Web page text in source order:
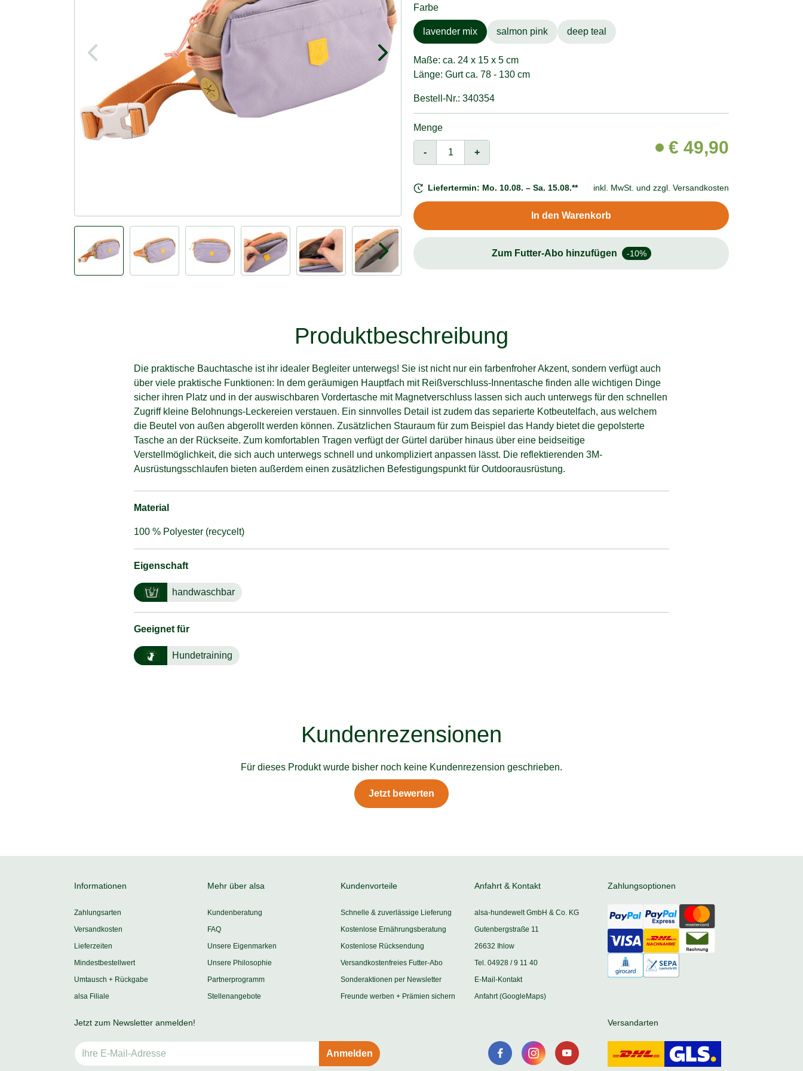
Farbe
lavender mix salmon pink deep teal
Maße: ca. 24 x 15 x 5 cm
Länge: Gurt ca. 78 - 130 cm
Bestell-Nr.: 340354
Menge
- + € 49,90
inkl. MwSt. und zzgl. Versandkosten
Liefertermin: Mo. 10.08. – Sa. 15.08.**
In den Warenkorb
Zum Futter-Abo hinzufügen -10%
Produktbeschreibung
Die praktische Bauchtasche ist ihr idealer Begleiter unterwegs! Sie ist nicht nur ein farbenfroher Akzent, sondern verfügt auch
über viele praktische Funktionen: In dem geräumigen Hauptfach mit Reißverschluss-Innentasche finden alle wichtigen Dinge
sicher ihren Platz und in der auswischbaren Vordertasche mit Magnetverschluss lassen sich auch unterwegs für den schnellen
Zugriff kleine Belohnungs-Leckereien verstauen. Ein sinnvolles Detail ist zudem das separierte Kotbeutelfach, aus welchem
die Beutel von außen abgerollt werden können. Zusätzlichen Stauraum für zum Beispiel das Handy bietet die gepolsterte
Tasche an der Rückseite. Zum komfortablen Tragen verfügt der Gürtel darüber hinaus über eine beidseitige
Verstellmöglichkeit, die sich auch unterwegs schnell und unkompliziert anpassen lässt. Die reflektierenden 3M-
Ausrüstungsschlaufen bieten außerdem einen zusätzlichen Befestigungspunkt für Outdoorausrüstung.
Material
100 % Polyester (recycelt)
Eigenschaft
handwaschbar
Geeignet für
Hundetraining
Kundenrezensionen
Für dieses Produkt wurde bisher noch keine Kundenrezension geschrieben.
Jetzt bewerten
Informationen
Zahlungsarten
Versandkosten
Lieferzeiten
Mindestbestellwert
Umtausch + Rückgabe
alsa Filiale
Mehr über alsa
Kundenberatung
FAQ
Unsere Eigenmarken
Unsere Philosophie
Partnerprogramm
Stellenangebote
Kundenvorteile
Schnelle & zuverlässige Lieferung
Kostenlose Ernährungsberatung
Kostenlose Rücksendung
Versandkostenfreies Futter-Abo
Sonderaktionen per Newsletter
Freunde werben + Prämien sichern
Anfahrt & Kontakt
alsa-hundewelt GmbH & Co. KG
Gutenbergstraße 11
26632 Ihlow
Tel. 04928 / 9 11 40
E-Mail-Kontakt
Anfahrt (GoogleMaps)
Zahlungsoptionen
Versandarten
Jetzt zum Newsletter anmelden!